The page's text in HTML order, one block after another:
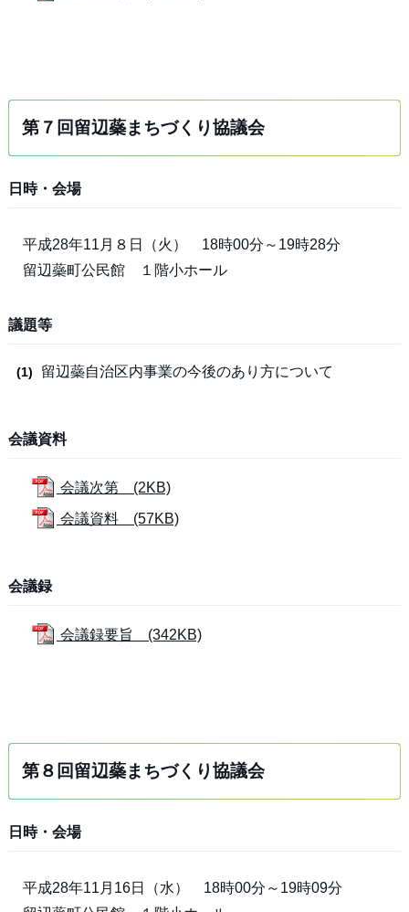
第７回留辺蘂まちづくり協議会
日時・会場
平成28年11月８日（火） 18時00分～19時28分
留辺蘂町公民館 １階小ホール
議題等
留辺蘂自治区内事業の今後のあり方について
会議資料
会議次第 (2KB)
会議資料 (57KB)
会議録
会議録要旨 (342KB)
第８回留辺蘂まちづくり協議会
日時・会場
平成28年11月16日（水） 18時00分～19時09分